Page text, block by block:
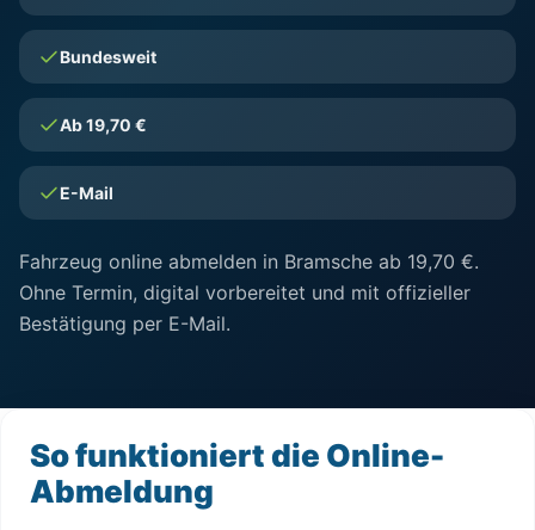
Bundesweit
Ab 19,70 €
E-Mail
Fahrzeug online abmelden in Bramsche ab 19,70 €.
Ohne Termin, digital vorbereitet und mit offizieller
Bestätigung per E-Mail.
So funktioniert die Online-
Abmeldung